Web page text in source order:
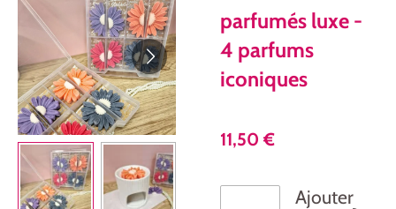
parfumés luxe -
4 parfums
iconiques
11,50 €
Ajouter